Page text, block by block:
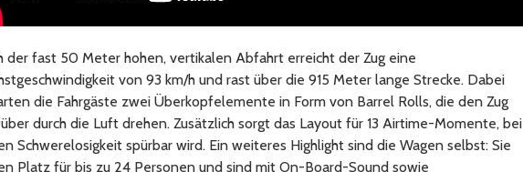
der fast 50 Meter hohen, vertikalen Abfahrt erreicht der Zug eine
von 93 km/h und rast über die 915 Meter lange Strecke. Dabei
die Fahrgäste zwei Überkopfelemente in Form von Barrel Rolls, die den Zug
durch die Luft drehen. Zusätzlich sorgt das Layout für 13 Airtime-Momente, bei
Schwerelosigkeit spürbar wird. Ein weiteres Highlight sind die Wagen selbst: Sie
Platz für bis zu 24 Personen und sind mit On-Board-Sound sowie